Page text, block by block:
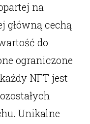
na
główną cechą
do
ograniczone
NFT jest
Unikalne